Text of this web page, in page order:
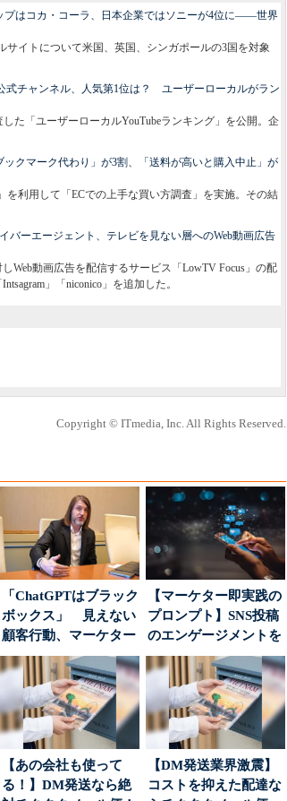
プはコカ・コーラ、日本企業ではソニーが4位に――世界
イトについて米国、英国、シンガポールの3国を対象
式チャンネル、人気第1位は？ ユーザーローカルがラン
た「ユーザーローカルYouTubeランキング」を公開。企
ックマーク代わり」が3割、「送料が高いと購入中止」が
を利用して「ECでの上手な買い方調査」を実施。その結
バーエージェント、テレビを見ない層へのWeb動画広告
Web動画広告を配信するサービス「LowTV Focus」の配
」「niconico」を追加した。
Copyright © ITmedia, Inc. All Rights Reserved.
「ChatGPTはブラック
ボックス」 見えない
顧客行動、マーケター
に残された打ち...
【マーケター即実践の
プロンプト】SNS投稿
のエンゲージメントを
高めるAI活用、ポ...
【あの会社も使って
る！】DM発送なら絶
【DM発送業界激震】
コストを抑えた配達な